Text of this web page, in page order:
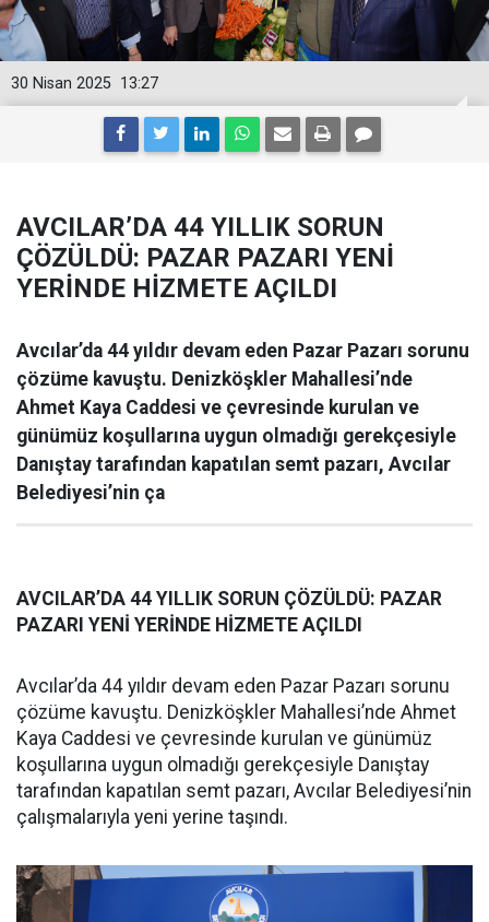
13:27
30 Nisan 2025
AVCILAR’DA 44 YILLIK SORUN
ÇÖZÜLDÜ: PAZAR PAZARI YENİ
YERİNDE HİZMETE AÇILDI
Avcılar’da 44 yıldır devam eden Pazar Pazarı sorunu
çözüme kavuştu. Denizköşkler Mahallesi’nde
Ahmet Kaya Caddesi ve çevresinde kurulan ve
günümüz koşullarına uygun olmadığı gerekçesiyle
Danıştay tarafından kapatılan semt pazarı, Avcılar
Belediyesi’nin ça
AVCILAR’DA 44 YILLIK SORUN ÇÖZÜLDÜ: PAZAR
PAZARI YENİ YERİNDE HİZMETE AÇILDI
Avcılar’da 44 yıldır devam eden Pazar Pazarı sorunu
çözüme kavuştu. Denizköşkler Mahallesi’nde Ahmet
Kaya Caddesi ve çevresinde kurulan ve günümüz
koşullarına uygun olmadığı gerekçesiyle Danıştay
tarafından kapatılan semt pazarı, Avcılar Belediyesi’nin
çalışmalarıyla yeni yerine taşındı.